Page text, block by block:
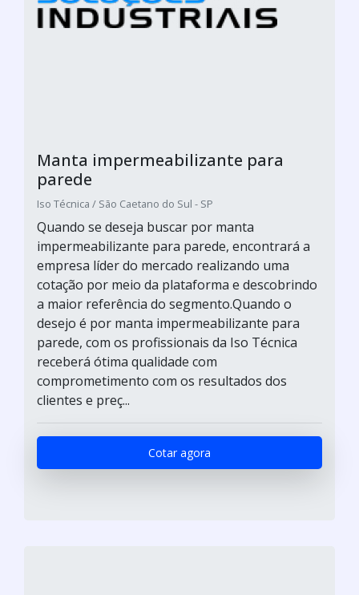
Manta impermeabilizante para
parede
Iso Técnica / São Caetano do Sul - SP
Quando se deseja buscar por manta
impermeabilizante para parede, encontrará a
empresa líder do mercado realizando uma
cotação por meio da plataforma e descobrindo
a maior referência do segmento.Quando o
desejo é por manta impermeabilizante para
parede, com os profissionais da Iso Técnica
receberá ótima qualidade com
comprometimento com os resultados dos
clientes e preç...
Cotar agora